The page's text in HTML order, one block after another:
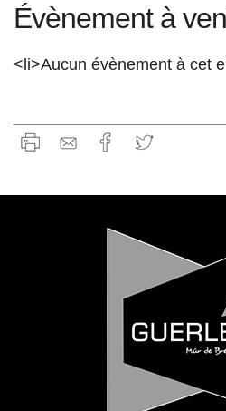
Évènement à
<li>Aucun évènement à cet